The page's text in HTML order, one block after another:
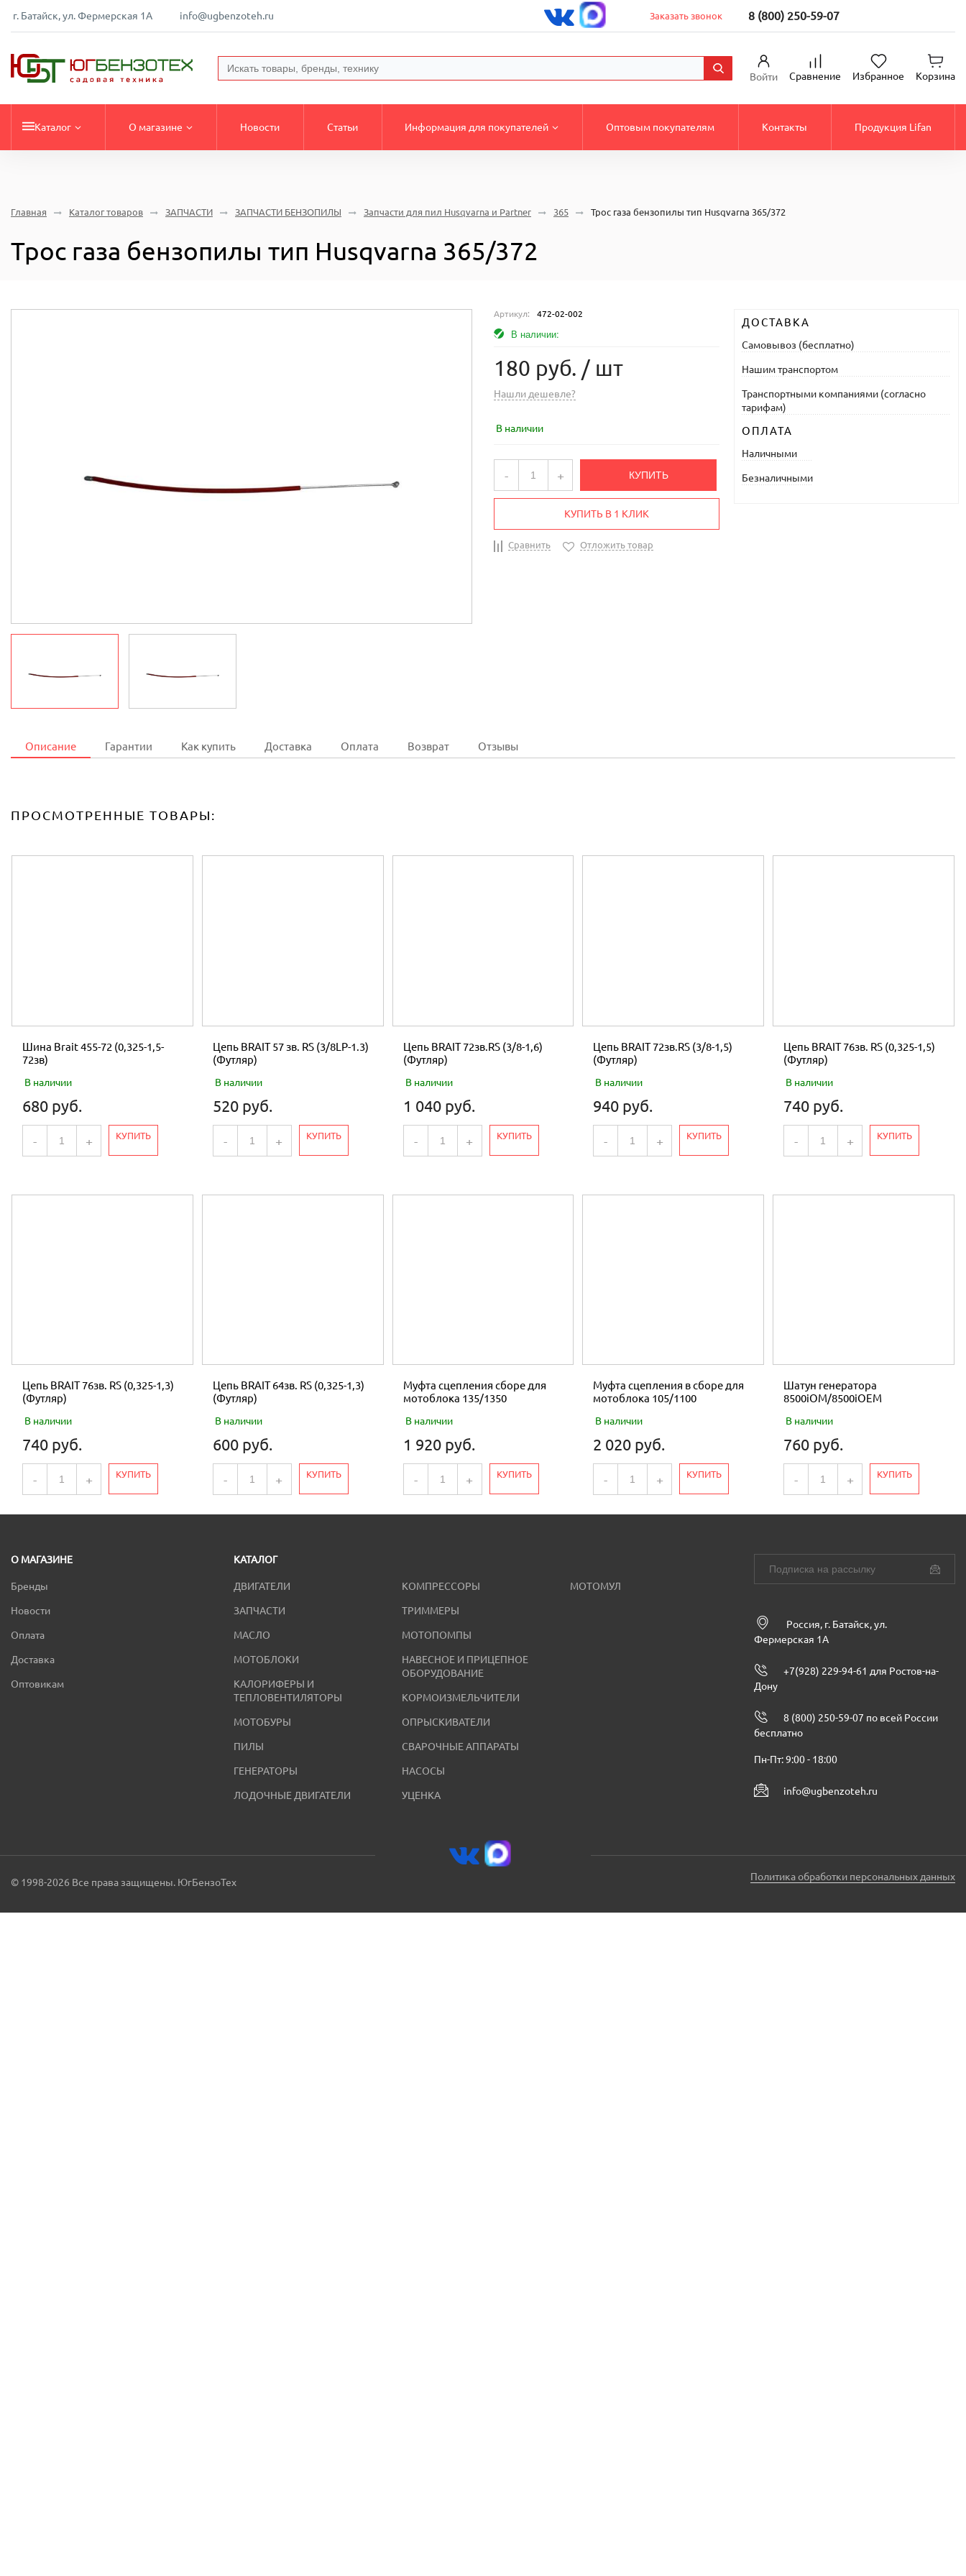
г. Батайск, ул. Фермерская 1А info@ugbenzoteh.ru Заказать звонок 8 (800) 250-59-07
Войти Сравнение Избранное Корзина
Каталог О магазине Новости Статьи Информация для покупателей Оптовым покупателям Контакты Продукция Lifan
Главная Каталог товаров ЗАПЧАСТИ ЗАПЧАСТИ БЕНЗОПИЛЫ Запчасти для пил Husqvarna и Partner 365 Трос газа бензопилы тип Husqvarna 365/372
Трос газа бензопилы тип Husqvarna 365/372
Артикул: 472-02-002
В наличии:
180 руб. / шт
Нашли дешевле?
В наличии
- + КУПИТЬ
КУПИТЬ В 1 КЛИК
Сравнить Отложить товар
ДОСТАВКА
Самовывоз (бесплатно)
Нашим транспортом
Транспортными компаниями (согласно
тарифам)
ОПЛАТА
Наличными
Безналичными
Описание Гарантии Как купить Доставка Оплата Возврат Отзывы
ПРОСМОТРЕННЫЕ ТОВАРЫ:
Шина Brait 455-72 (0,325-1,5-
72зв)
В наличии
680 руб.
- + КУПИТЬ
Цепь BRAIT 57 зв. RS (3/8LP-1.3)
(Футляр)
В наличии
520 руб.
- + КУПИТЬ
Цепь BRAIT 72зв.RS (3/8-1,6)
(Футляр)
В наличии
1 040 руб.
- + КУПИТЬ
Цепь BRAIT 72зв.RS (3/8-1,5)
(Футляр)
В наличии
940 руб.
- + КУПИТЬ
Цепь BRAIT 76зв. RS (0,325-1,5)
(Футляр)
В наличии
740 руб.
- + КУПИТЬ
Цепь BRAIT 76зв. RS (0,325-1,3)
(Футляр)
В наличии
740 руб.
- + КУПИТЬ
Цепь BRAIT 64зв. RS (0,325-1,3)
(Футляр)
В наличии
600 руб.
- + КУПИТЬ
Муфта сцепления сборе для
мотоблока 135/1350
В наличии
1 920 руб.
- + КУПИТЬ
Муфта сцепления в сборе для
мотоблока 105/1100
В наличии
2 020 руб.
- + КУПИТЬ
Шатун генератора
8500iOM/8500iOEM
В наличии
760 руб.
- + КУПИТЬ
О МАГАЗИНЕ
Бренды
Новости
Оплата
Доставка
Оптовикам
КАТАЛОГ
ДВИГАТЕЛИ
ЗАПЧАСТИ
МАСЛО
МОТОБЛОКИ
КАЛОРИФЕРЫ И
ТЕПЛОВЕНТИЛЯТОРЫ
МОТОБУРЫ
ПИЛЫ
ГЕНЕРАТОРЫ
ЛОДОЧНЫЕ ДВИГАТЕЛИ
КОМПРЕССОРЫ
ТРИММЕРЫ
МОТОПОМПЫ
НАВЕСНОЕ И ПРИЦЕПНОЕ
ОБОРУДОВАНИЕ
КОРМОИЗМЕЛЬЧИТЕЛИ
ОПРЫСКИВАТЕЛИ
СВАРОЧНЫЕ АППАРАТЫ
НАСОСЫ
УЦЕНКА
МОТОМУЛ
Россия, г. Батайск, ул.
Фермерская 1А
+7(928) 229-94-61 для Ростов-на-
Дону
8 (800) 250-59-07 по всей России
бесплатно
Пн-Пт: 9:00 - 18:00
info@ugbenzoteh.ru
© 1998-2026 Все права защищены. ЮгБензоТех Политика обработки персональных данных